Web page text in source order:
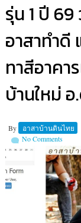
รุ่น 1 ปี 69
อาสาทำดี
ทาสีอาคา
บ้านใหม่
By อาสาบ้านดินไทย
No Comments